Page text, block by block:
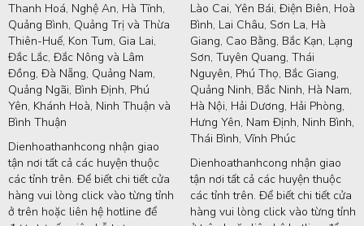
Thanh Hoá, Nghệ An, Hà Tĩnh,
Quảng Bình, Quảng Trị và Thừa
Thiên-Huế, Kon Tum, Gia Lai,
Đắc Lắc, Đắc Nông và Lâm
Đồng, Đà Nẵng, Quảng Nam,
Quảng Ngãi, Bình Định, Phú
Yên, Khánh Hoà, Ninh Thuận và
Bình Thuận
Dienhoathanhcong nhận giao
tận nơi tất cả các huyện thuộc
các tỉnh trên. Để biết chi tiết cửa
hàng vui lòng click vào từng tỉnh
ở trên hoặc liên hệ hotline để
Lào Cai, Yên Bái, Điện Biên, Hoà
Bình, Lai Châu, Sơn La, Hà
Giang, Cao Bằng, Bắc Kạn, Lạng
Sơn, Tuyên Quang, Thái
Nguyên, Phú Thọ, Bắc Giang,
Quảng Ninh, Bắc Ninh, Hà Nam,
Hà Nội, Hải Dương, Hải Phòng,
Hưng Yên, Nam Định, Ninh Bình,
Thái Bình, Vĩnh Phúc
Dienhoathanhcong nhận giao
tận nơi tất cả các huyện thuộc
các tỉnh trên. Để biết chi tiết cửa
hàng vui lòng click vào từng tỉnh